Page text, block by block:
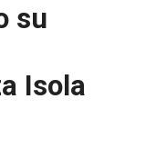
su
Isola